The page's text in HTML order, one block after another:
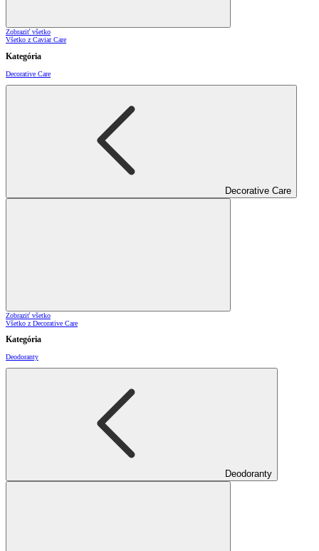
Zobraziť všetko
Všetko z Caviar Care
Kategória
Decorative Care
Decorative Care
Zobraziť všetko
Všetko z Decorative Care
Kategória
Deodoranty
Deodoranty